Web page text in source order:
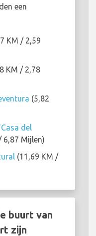
een
KM / 2,59
KM / 2,78
(5,82
del
6,87 Mijlen)
(11,69 KM /
buurt van
zijn